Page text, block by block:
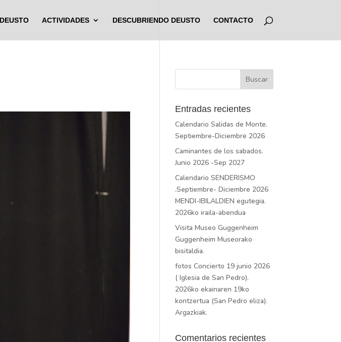
ACTIVIDADES DESCUBRIENDO DEUSTO CONTACTO
Entradas recientes
Calendario Salidas de Monte.
Septiembre-Diciembre 2026
Caminantes de los sabados.
Junio 2026 -Sep 2027
Calendario SENDERISMO
.Septiembre- Diciembre 2026
MENDI-IBILALDIEN egutegia.
2026ko iraila-abendua
Visita Museo Guggenheim
Guggenheim Museorako
bisitaldia.
fotos Concierto 19 junio 2026
( Iglesia de San Pedro).
2026ko ekainaren 19ko
kontzertua (San Pedro eliza).
Argazkiak.
Comentarios recientes